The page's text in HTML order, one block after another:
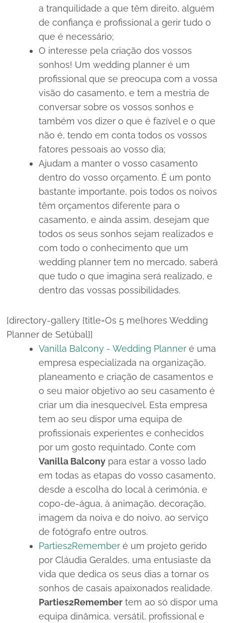
a tranquilidade a que têm direito, alguém
de confiança e profissional a gerir tudo o
que é necessário;
O interesse pela criação dos vossos
sonhos! Um wedding planner é um
profissional que se preocupa com a vossa
visão do casamento, e tem a mestria de
conversar sobre os vossos sonhos e
também vos dizer o que é fazível e o que
não é, tendo em conta todos os vossos
fatores pessoais ao vosso dia;
Ajudam a manter o vosso casamento
dentro do vosso orçamento. É um ponto
bastante importante, pois todos os noivos
têm orçamentos diferente para o
casamento, e ainda assim, desejam que
todos os seus sonhos sejam realizados e
com todo o conhecimento que um
wedding planner tem no mercado, saberá
que tudo o que imagina será realizado, e
dentro das vossas possibilidades.
[directory-gallery {title=Os 5 melhores Wedding
Planner de Setúbal}]
Vanilla Balcony - Wedding Planner é uma
empresa especializada na organização,
planeamento e criação de casamentos e
o seu maior objetivo ao seu casamento é
criar um dia inesquecível. Esta empresa
tem ao seu dispor uma equipa de
profissionais experientes e conhecidos
por um gosto requintado. Conte com
Vanilla Balcony para estar a vosso lado
em todas as etapas do vosso casamento,
desde a escolha do local à cerimónia, e
copo-de-água, à animação, decoração,
imagem da noiva e do noivo, ao serviço
de fotógrafo entre outros.
Parties2Remember é um projeto gerido
por Cláudia Geraldes, uma entusiaste da
vida que dedica os seus dias a tornar os
sonhos de casais apaixonados realidade.
Parties2Remember tem ao só dispor uma
equipa dinâmica, versátil, profissional e